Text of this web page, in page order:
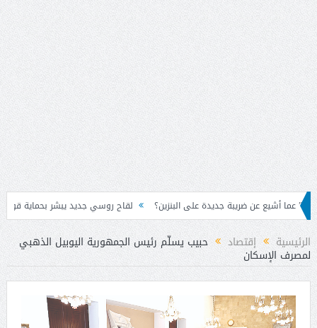
ضريبة جديدة على البنزين؟ لقاح روسي جديد يبشر بحماية قوية من “الإيبولا”
الرئيسية إقتصاد حبيب يسلّم رئيس الجمهورية اليوبيل الذهبي
لمصرف الإسكان